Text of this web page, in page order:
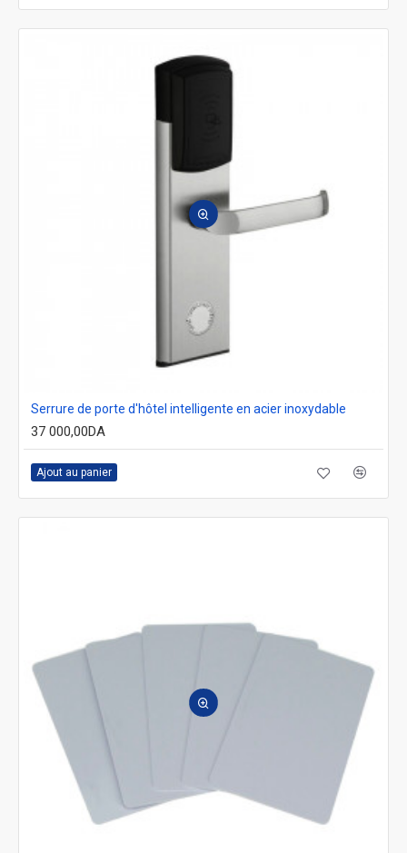
Serrure de porte d'hôtel intelligente en acier inoxydable
37 000,00DA
Ajout au panier